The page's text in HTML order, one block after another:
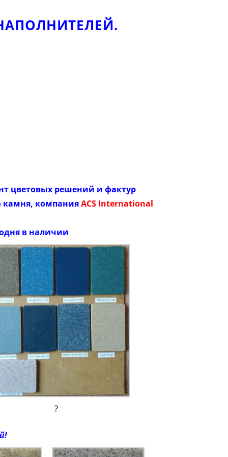
цветовых решений и фактур
камня, компанияACS International
в наличии
?